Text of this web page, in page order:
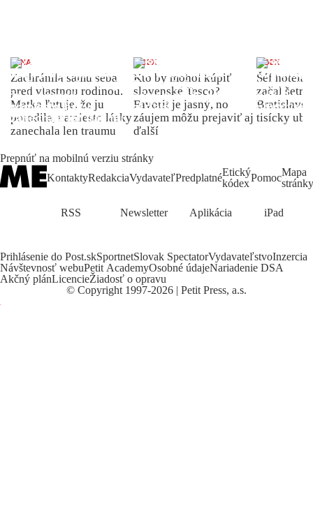
ŽENA
Zachránila samu seba
pred vlastnou rodinou.
Matka ľutuje, že ju
porodila, namiesto lásky
zanechala len traumu
INDEX
Kto by mohol kúpiť
slovenské Tesco?
Favorit je jasný, no
záujem môžu prejaviť aj
ďalší
INDEX
Šéf
začal
Bratislave
tisícky
Prepnúť na mobilnú verziu stránky
KontaktyRedakciaVydavateľPredplatnéEtický
kódexPomocMapa
stránky
RSS Newsletter Aplikácia iPad
Prihlásenie do Post.skSportnetSlovak SpectatorVydavateľstvoInzercia
Návštevnosť webuPetit AcademyOsobné údajeNariadenie DSA
Akčný plánLicencieŽiadosť o opravu
© Copyright1997-2026 | Petit Press, a.s.